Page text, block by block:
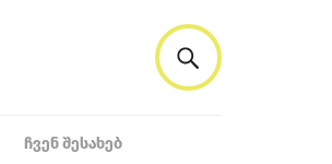
ᲩᲕᲔᲜ ᲨᲔᲡᲐᲮᲔᲑ